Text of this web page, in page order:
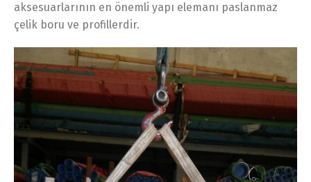
aksesuarlarının en önemli yapı elemanı paslanmaz
çelik boru ve profillerdir.